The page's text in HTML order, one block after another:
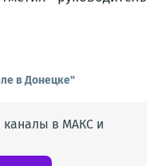
в Донецке"
в МАКС и